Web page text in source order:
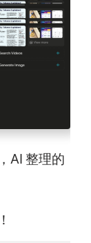
AI 整理的